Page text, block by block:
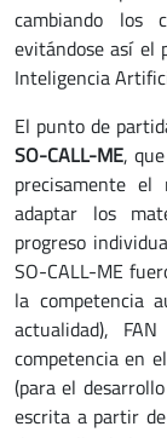
cambiando los
evitándose así el
Inteligencia
El punto de
SO-CALL-ME,
precisamente el
adaptar los
progreso
SO-CALL-ME
la competencia
actualidad),
competencia en
(para el
escrita a partir